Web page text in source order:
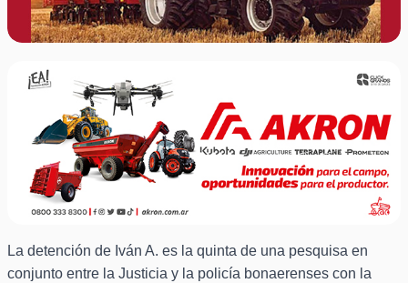
La detención de Iván A. es la quinta de una pesquisa en
conjunto entre la Justicia y la policía bonaerenses con la